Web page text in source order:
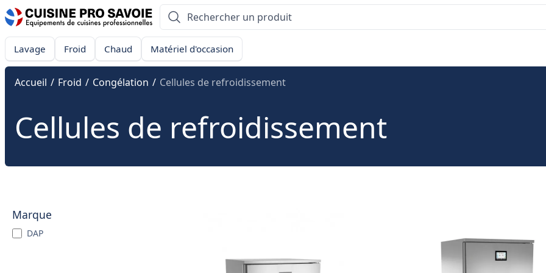
Lavage Froid Chaud Matériel d'occasion
Accueil / Froid / Congélation / Cellules de refroidissement
Cellules de refroidissement
Marque
DAP